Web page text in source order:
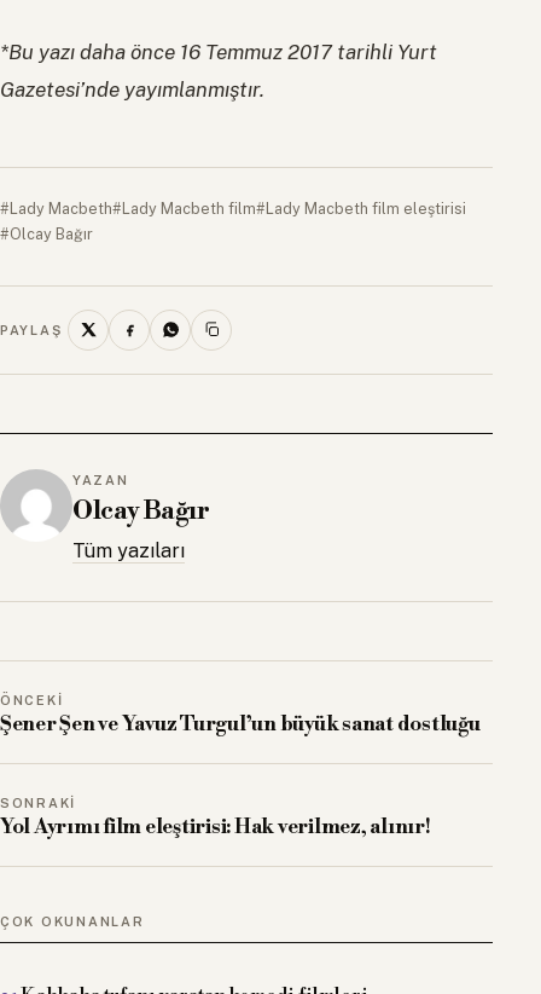
*Bu yazı daha önce 16 Temmuz 2017 tarihli Yurt
Gazetesi’nde yayımlanmıştır.
#Lady Macbeth#Lady Macbeth film#Lady Macbeth film eleştirisi
#Olcay Bağır
PAYLAŞ
YAZAN
Olcay Bağır
Tüm yazıları
ÖNCEKI
Şener Şen ve Yavuz Turgul’un büyük sanat dostluğu
SONRAKI
Yol Ayrımı film eleştirisi: Hak verilmez, alınır!
ÇOK OKUNANLAR